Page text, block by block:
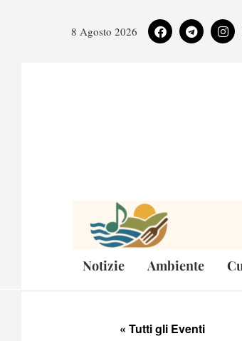
8 Agosto 2026
Notizie Ambiente
« Tutti gli Eventi